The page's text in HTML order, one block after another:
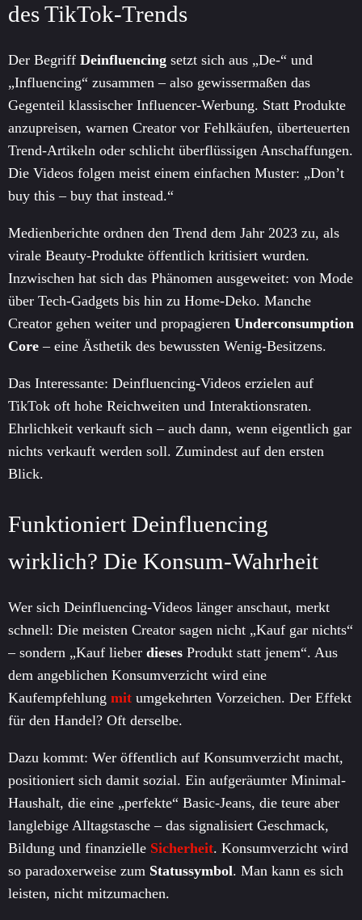
des TikTok-Trends
Der Begriff Deinfluencing setzt sich aus „De-“ und
„Influencing“ zusammen – also gewissermaßen das
Gegenteil klassischer Influencer-Werbung. Statt Produkte
anzupreisen, warnen Creator vor Fehlkäufen, überteuerten
Trend-Artikeln oder schlicht überflüssigen Anschaffungen.
Die Videos folgen meist einem einfachen Muster: „Don’t
buy this – buy that instead.“
Medienberichte ordnen den Trend dem Jahr 2023 zu, als
virale Beauty-Produkte öffentlich kritisiert wurden.
Inzwischen hat sich das Phänomen ausgeweitet: von Mode
über Tech-Gadgets bis hin zu Home-Deko. Manche
Creator gehen weiter und propagieren Underconsumption
Core – eine Ästhetik des bewussten Wenig-Besitzens.
Das Interessante: Deinfluencing-Videos erzielen auf
TikTok oft hohe Reichweiten und Interaktionsraten.
Ehrlichkeit verkauft sich – auch dann, wenn eigentlich gar
nichts verkauft werden soll. Zumindest auf den ersten
Blick.
Funktioniert Deinfluencing
wirklich? Die Konsum-Wahrheit
Wer sich Deinfluencing-Videos länger anschaut, merkt
schnell: Die meisten Creator sagen nicht „Kauf gar nichts“
– sondern „Kauf lieber dieses Produkt statt jenem“. Aus
dem angeblichen Konsumverzicht wird eine
Kaufempfehlung mit umgekehrten Vorzeichen. Der Effekt
für den Handel? Oft derselbe.
Dazu kommt: Wer öffentlich auf Konsumverzicht macht,
positioniert sich damit sozial. Ein aufgeräumter Minimal-
Haushalt, die eine „perfekte“ Basic-Jeans, die teure aber
langlebige Alltagstasche – das signalisiert Geschmack,
Bildung und finanzielle Sicherheit. Konsumverzicht wird
so paradoxerweise zum Statussymbol. Man kann es sich
leisten, nicht mitzumachen.